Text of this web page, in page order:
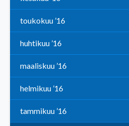
toukokuu ’16
huhtikuu ’16
maaliskuu ’16
helmikuu ’16
tammikuu ’16